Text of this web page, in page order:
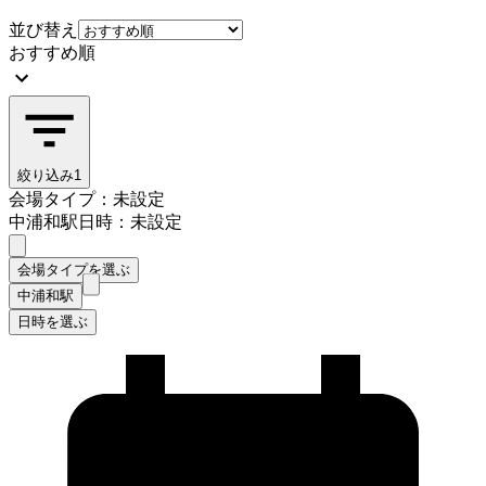
並び替え
おすすめ順
絞り込み1
会場タイプ：未設定
中浦和駅日時：未設定
会場タイプを選ぶ
中浦和駅
日時を選ぶ